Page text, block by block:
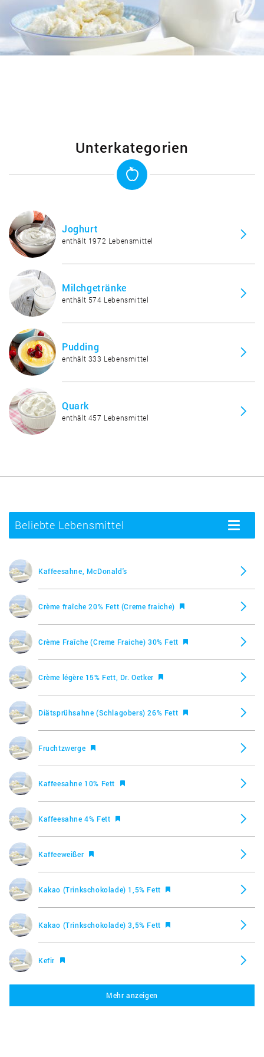
Unterkategorien
Joghurt
enthält 1972 Lebensmittel
Milchgetränke
enthält 574 Lebensmittel
Pudding
enthält 333 Lebensmittel
Quark
enthält 457 Lebensmittel
Beliebte Lebensmittel
Toggle
Kaffeesahne, McDonald's
Crème fraîche 20% Fett (Creme fraiche)
Crème Fraîche (Creme Fraiche) 30% Fett
Crème légère 15% Fett, Dr. Oetker
Diätsprühsahne (Schlagobers) 26% Fett
Fruchtzwerge
Kaffeesahne 10% Fett
Kaffeesahne 4% Fett
Kaffeeweißer
Kakao (Trinkschokolade) 1,5% Fett
Kakao (Trinkschokolade) 3,5% Fett
Kefir
Mehr anzeigen